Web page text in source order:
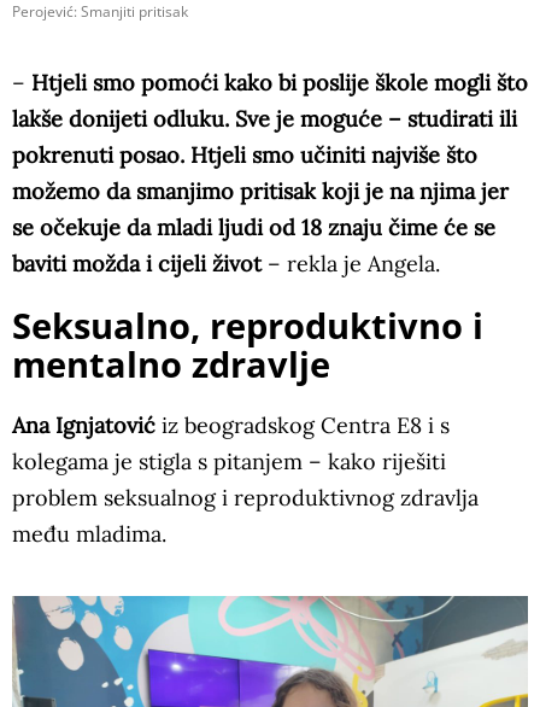
Perojević: Smanjiti pritisak
– Htjeli smo pomoći kako bi poslije škole mogli što
lakše donijeti odluku. Sve je moguće – studirati ili
pokrenuti posao. Htjeli smo učiniti najviše što
možemo da smanjimo pritisak koji je na njima jer
se očekuje da mladi ljudi od 18 znaju čime će se
baviti možda i cijeli život– rekla je Angela.
Seksualno, reproduktivno i
mentalno zdravlje
Ana Ignjatović iz beogradskog Centra E8 i s
kolegama je stigla s pitanjem – kako riješiti
problem seksualnog i reproduktivnog zdravlja
među mladima.